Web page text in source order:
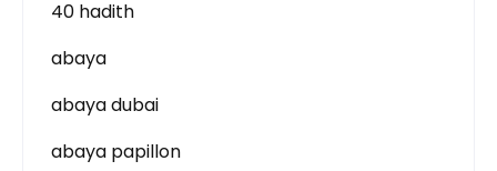
40 hadith
abaya
abaya dubai
abaya papillon